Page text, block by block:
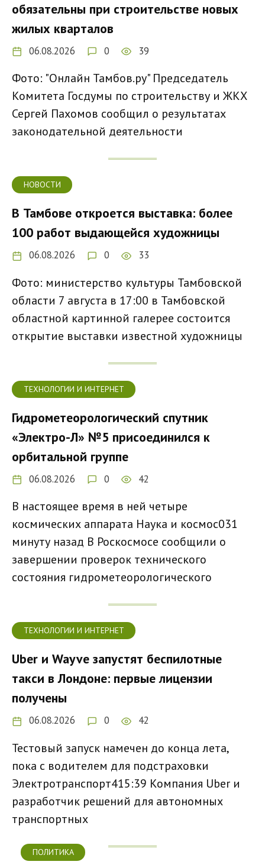
обязательны при строительстве новых
жилых кварталов
06.08.2026 0 39
Фото: "Онлайн Тамбов.ру" Председатель
Комитета Госдумы по строительству и ЖКХ
Сергей Пахомов сообщил о результатах
законодательной деятельности
НОВОСТИ
В Тамбове откроется выставка: более
100 работ выдающейся художницы
06.08.2026 0 33
Фото: министерство культуры Тамбовской
области 7 августа в 17:00 в Тамбовской
областной картинной галерее состоится
открытие выставки известной художницы
ТЕХНОЛОГИИ И ИНТЕРНЕТ
Гидрометеорологический спутник
«Электро-Л» №5 присоединился к
орбитальной группе
06.08.2026 0 42
В настоящее время в ней четыре
космических аппарата Наука и космос031
минуту назад В Роскосмосе сообщили о
завершении проверок технического
состояния гидрометеорологического
ТЕХНОЛОГИИ И ИНТЕРНЕТ
Uber и Wayve запустят беспилотные
такси в Лондоне: первые лицензии
получены
06.08.2026 0 42
Тестовый запуск намечен до конца лета,
пока с водителем для подстраховки
Электротранспорт415:39 Компания Uber и
разработчик решений для автономных
транспортных
ПОЛИТИКА